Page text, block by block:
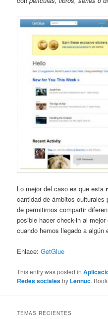
Lo mejor del caso es que esta
cantidad de ámbitos
de permitirnos compartir
posible hacer check-in al
cuando hemos llegado a algún
Enlace:GetGlue
This entry was posted in
Redes socialesby Lennuc.
TEMAS RECIENTES